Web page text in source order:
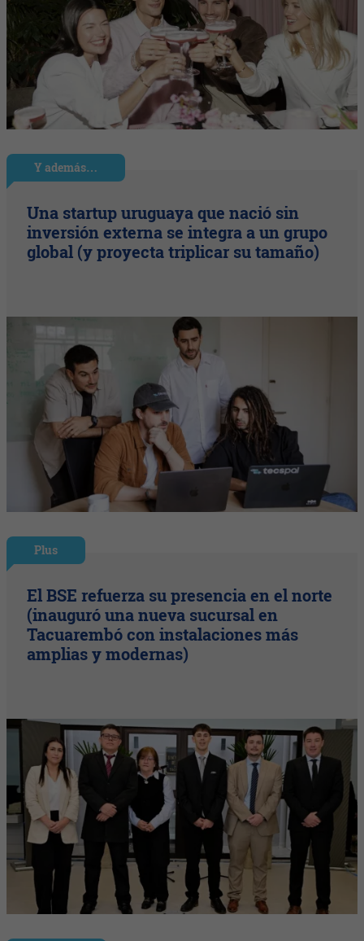
Y además…
Una startup uruguaya que nació sin
inversión externa se integra a un grupo
global (y proyecta triplicar su tamaño)
Plus
El BSE refuerza su presencia en el norte
(inauguró una nueva sucursal en
Tacuarembó con instalaciones más
amplias y modernas)